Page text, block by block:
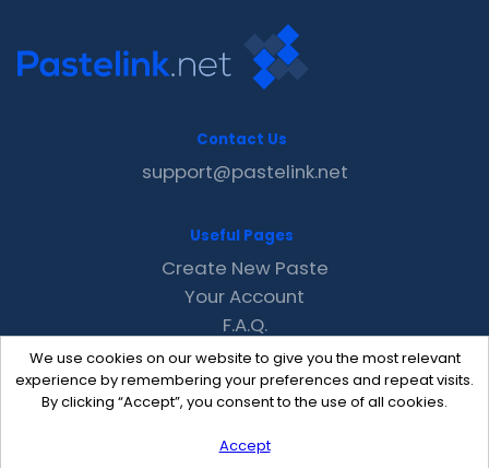
We use cookies on our website to give you the most relevant
experience by remembering your preferences and repeat visits.
By clicking “Accept”, you consent to the use of all cookies.
Accept
Contact Us
support@pastelink.net
Useful Pages
Create New Paste
Your Account
F.A.Q.
Recent
Contact